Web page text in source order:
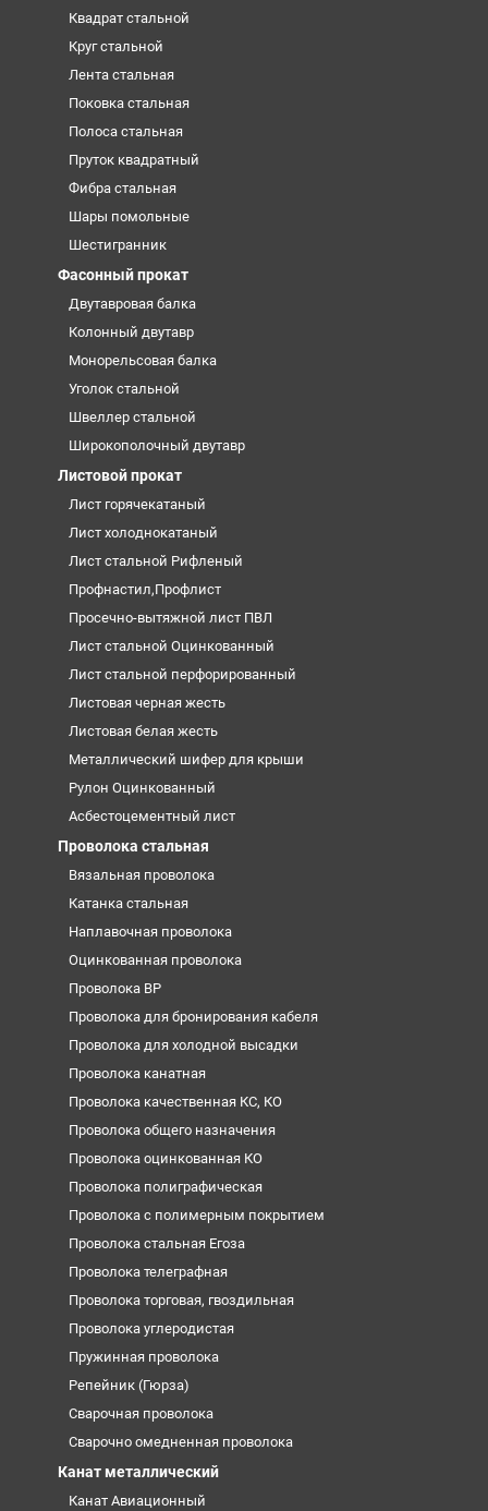
Квадрат стальной
Круг стальной
Лента стальная
Поковка стальная
Полоса стальная
Пруток квадратный
Фибра стальная
Шары помольные
Шестигранник
Фасонный прокат
Двутавровая балка
Колонный двутавр
Монорельсовая балка
Уголок стальной
Швеллер стальной
Широкополочный двутавр
Листовой прокат
Лист горячекатаный
Лист холоднокатаный
Лист стальной Рифленый
Профнастил,Профлист
Просечно-вытяжной лист ПВЛ
Лист стальной Оцинкованный
Лист стальной перфорированный
Листовая черная жесть
Листовая белая жесть
Металлический шифер для крыши
Рулон Оцинкованный
Асбестоцементный лист
Проволока стальная
Вязальная проволока
Катанка стальная
Наплавочная проволока
Оцинкованная проволока
Проволока ВР
Проволока для бронирования кабеля
Проволока для холодной высадки
Проволока канатная
Проволока качественная КС, КО
Проволока общего назначения
Проволока оцинкованная КО
Проволока полиграфическая
Проволока с полимерным покрытием
Проволока стальная Егоза
Проволока телеграфная
Проволока торговая, гвоздильная
Проволока углеродистая
Пружинная проволока
Репейник (Гюрза)
Сварочная проволока
Сварочно омедненная проволока
Канат металлический
Канат Авиационный